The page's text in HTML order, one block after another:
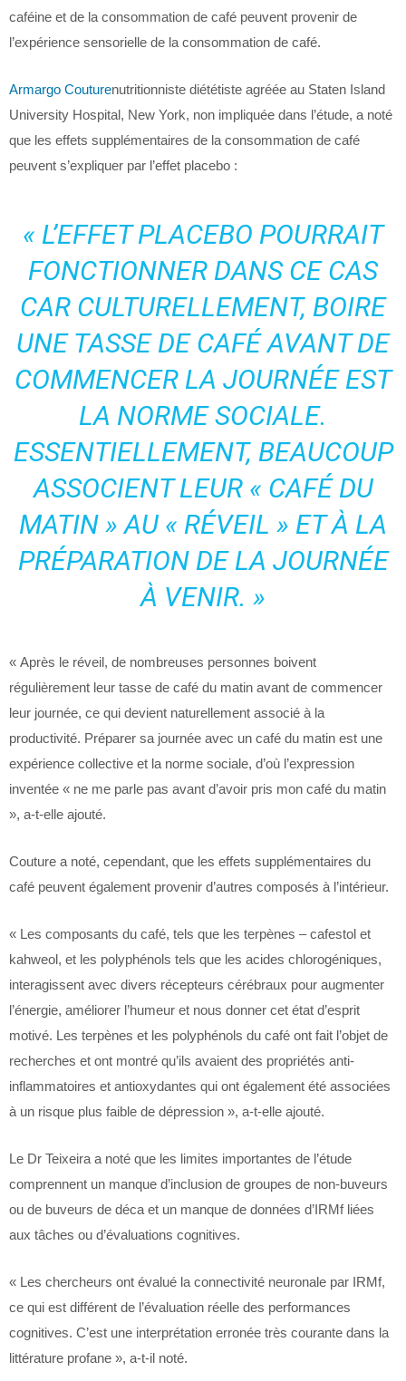
caféine et de la consommation de café peuvent provenir de
l’expérience sensorielle de la consommation de café.
Armargo Couturenutritionniste diététiste agréée au Staten Island
University Hospital, New York, non impliquée dans l’étude, a noté
que les effets supplémentaires de la consommation de café
peuvent s’expliquer par l’effet placebo :
« L’EFFET PLACEBO POURRAIT
FONCTIONNER DANS CE CAS
CAR CULTURELLEMENT, BOIRE
UNE TASSE DE CAFÉ AVANT DE
COMMENCER LA JOURNÉE EST
LA NORME SOCIALE.
ESSENTIELLEMENT, BEAUCOUP
ASSOCIENT LEUR « CAFÉ DU
MATIN » AU « RÉVEIL » ET À LA
PRÉPARATION DE LA JOURNÉE
À VENIR. »
« Après le réveil, de nombreuses personnes boivent
régulièrement leur tasse de café du matin avant de commencer
leur journée, ce qui devient naturellement associé à la
productivité. Préparer sa journée avec un café du matin est une
expérience collective et la norme sociale, d’où l’expression
inventée « ne me parle pas avant d’avoir pris mon café du matin
», a-t-elle ajouté.
Couture a noté, cependant, que les effets supplémentaires du
café peuvent également provenir d’autres composés à l’intérieur.
« Les composants du café, tels que les terpènes – cafestol et
kahweol, et les polyphénols tels que les acides chlorogéniques,
interagissent avec divers récepteurs cérébraux pour augmenter
l’énergie, améliorer l’humeur et nous donner cet état d’esprit
motivé. Les terpènes et les polyphénols du café ont fait l’objet de
recherches et ont montré qu’ils avaient des propriétés anti-
inflammatoires et antioxydantes qui ont également été associées
à un risque plus faible de dépression », a-t-elle ajouté.
Le Dr Teixeira a noté que les limites importantes de l’étude
comprennent un manque d’inclusion de groupes de non-buveurs
ou de buveurs de déca et un manque de données d’IRMf liées
aux tâches ou d’évaluations cognitives.
« Les chercheurs ont évalué la connectivité neuronale par IRMf,
ce qui est différent de l’évaluation réelle des performances
cognitives. C’est une interprétation erronée très courante dans la
littérature profane », a-t-il noté.